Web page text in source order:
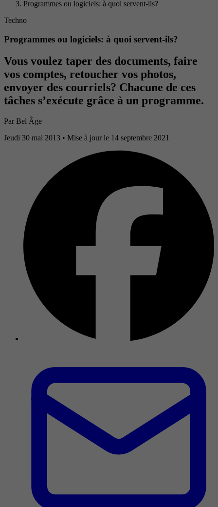
Programmes ou logiciels: à quoi servent-ils?
Techno
Programmes ou logiciels: à quoi servent-ils?
Vous voulez taper des documents, faire
vos comptes, retoucher vos photos,
envoyer des courriels? Chacune de ces
tâches s’exécute grâce à un programme.
Par Bel Âge
Jeudi 30 mai 2013 • Mise à jour le 14 septembre 2021